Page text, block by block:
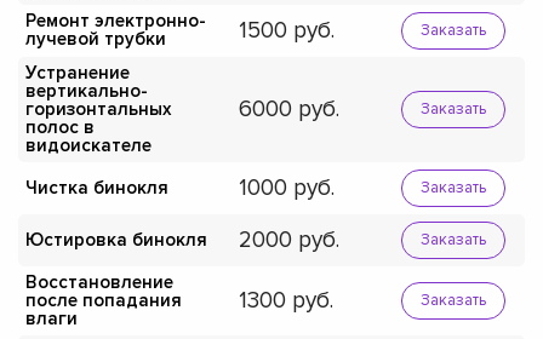
Ремонт электронно-
лучевой трубки
1500 Заказать
Устранение
вертикально-
горизонтальных
полос в
видоискателе
6000 Заказать
Чистка бинокля 1000 Заказать
Юстировка бинокля 2000 Заказать
Восстановление
после попадания
влаги
1300 Заказать